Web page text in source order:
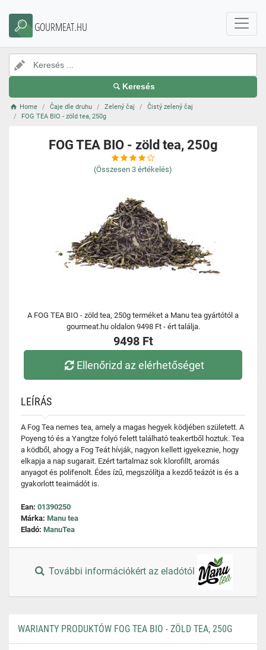
GOURMEAT.HU
Keresés
Home Čaje dle druhu Zelený čaj
Čistý zelený čaj
FOG TEA BIO - zöld tea, 250g
FOG TEA BIO - zöld tea, 250g
(Összesen 3 értékelés)
A FOG TEA BIO - zöld tea, 250g terméket a Manu tea gyártótól a
gourmeat.hu oldalon 9498 Ft - ért találja.
9498 Ft
Ellenőrizd az elérhetőséget
LEÍRÁS
A Fog Tea nemes tea, amely a magas hegyek ködjében született. A
Poyeng tó és a Yangtze folyó felett található teakertből hoztuk. Tea
a ködből, ahogy a Fog Teát hívják, nagyon kellett igyekeznie, hogy
elkapja a nap sugarait. Ezért tartalmaz sok klorofillt, aromás
anyagot és polifenolt. Édes ízű, megszólítja a kezdő teázót is és a
gyakorlott teaimádót is.
Ean: 01390250
Márka: Manu tea
Eladó: ManuTea
További információkért az eladótól
WARIANTY PRODUKTÓW FOG TEA BIO - ZÖLD TEA, 250G